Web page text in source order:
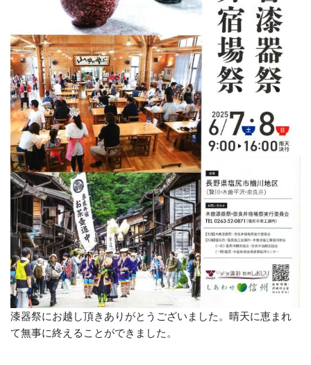
漆器祭にお越し頂きありがとうございました。晴天に恵まれ
て無事に終えることができました。